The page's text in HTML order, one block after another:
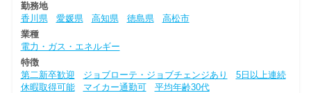
勤務地
香川県
愛媛県 高知県 徳島県
高松市
業種
電力・ガス・エネルギー
特徴
第二新卒歓迎
ジョブローテ・ジョブチェンジあり
5日以上連続
休暇取得可能
マイカー通勤可 平均年齢30代